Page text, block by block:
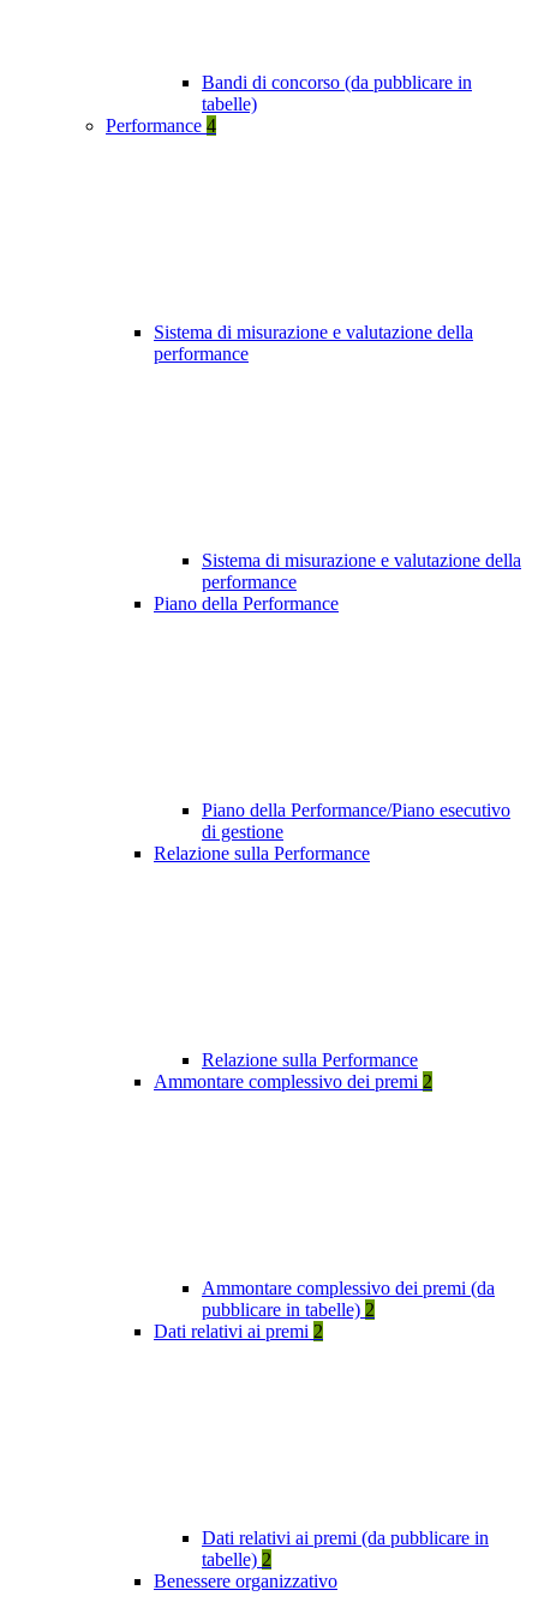
Bandi di concorso (da pubblicare in
tabelle)
Performance 4
Sistema di misurazione e valutazione della
performance
Sistema di misurazione e valutazione della
performance
Piano della Performance
Piano della Performance/Piano esecutivo
di gestione
Relazione sulla Performance
Relazione sulla Performance
Ammontare complessivo dei premi 2
Ammontare complessivo dei premi (da
pubblicare in tabelle) 2
Dati relativi ai premi 2
Dati relativi ai premi (da pubblicare in
tabelle) 2
Benessere organizzativo